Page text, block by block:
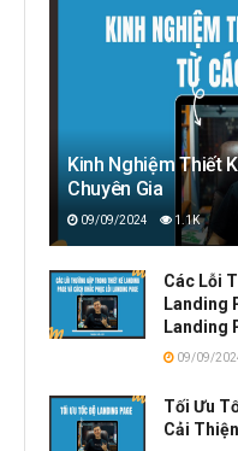
Kinh Nghiệm Thiết
Chuyên Gia
09/09/2024 1.1K
Các Lỗi
Landing
Landing
09/09/
Tối Ưu
Cải